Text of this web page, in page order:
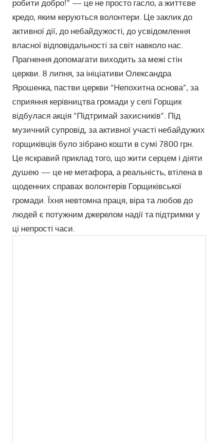
робити добро!” — це не просто гасло, а життєве
кредо, яким керуються волонтери. Це заклик до
активної дії, до небайдужості, до усвідомлення
власної відповідальності за світ навколо нас.
Прагнення допомагати виходить за межі стін
церкви. 8 липня, за ініціативи Олександра
Ярошенка, пастви церкви “Непохитна основа”, за
сприяння керівництва громади у селі Горщик
відбулася акція “Підтримай захисників”. Під
музичний супровід, за активної участі небайдужих
горщиківців було зібрано кошти в сумі 7800 грн.
Це яскравий приклад того, що жити серцем і діяти
душею — це не метафора, а реальність, втілена в
щоденних справах волонтерів Горщиківської
громади. Їхня невтомна праця, віра та любов до
людей є потужним джерелом надії та підтримки у
ці непрості часи.